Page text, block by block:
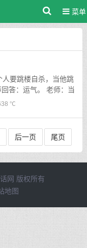
菜单
人要跳楼自杀，当他跳
答：运气。 老师：当
学生齐...
℃
后一页 尾页
网 版权所有
地图